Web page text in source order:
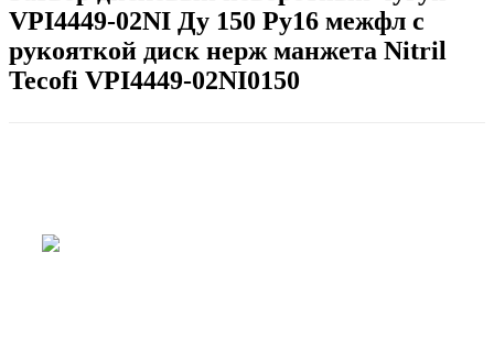
VPI4449-02NI Ду 150 Ру16 межфл с
рукояткой диск нерж манжета Nitril
Tecofi VPI4449-02NI0150